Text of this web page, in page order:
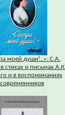
моей души!..»: С.А.
стихах и письмах А.К.
и в воспоминаниях
современников